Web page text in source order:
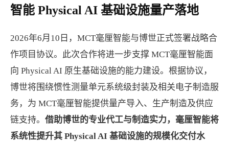
智能 Physical AI 基础设施量产落地
2026年6月10日，MCT毫厘智能与博世正式签署战略合
作项目协议。此次合作将进一步支撑 MCT毫厘智能面
向 Physical AI 原生基础设施的能力建设。根据协议，
博世将围绕惯性测量单元系统级封装及相关电子制造服
务，为 MCT毫厘智能提供量产导入、生产制造及供应
链支持。 借助博世的专业代工与制造实力，毫厘智能将
系统性提升其 Physical AI 基础设施的规模化交付水